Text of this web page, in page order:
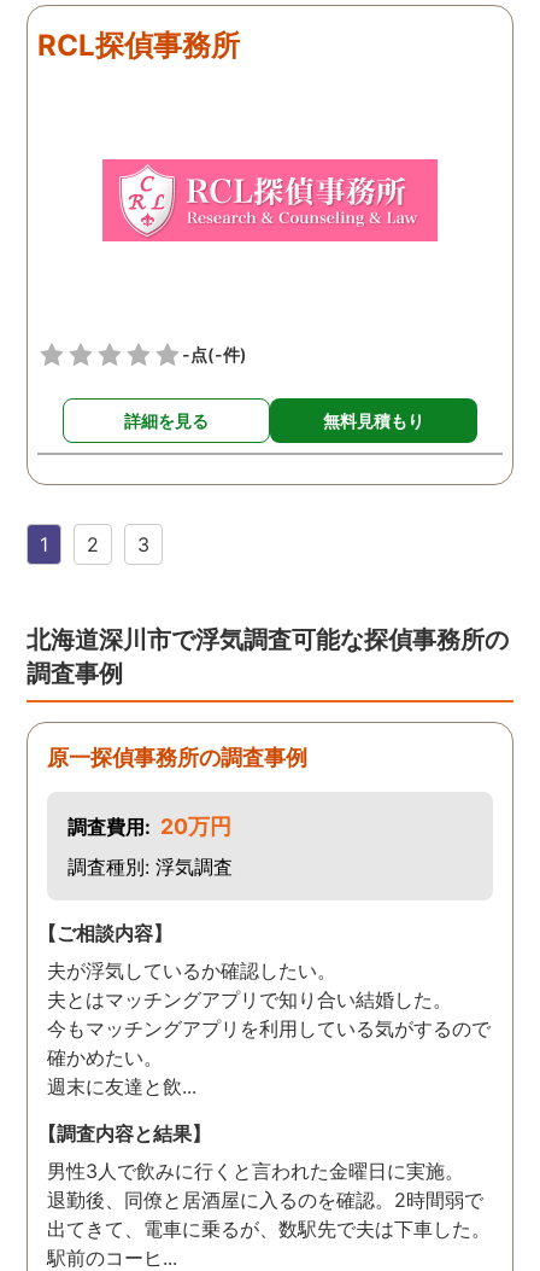
に見積もりをもらったとこ
ろ、それほど財布への負担
複雑ですが感謝していま
RCL探偵事務所
-点(-件)
詳細を見る 無料見積もり
1 2 3
北海道深川市で浮気調査可能な探偵事務所の
調査事例
原一探偵事務所の調査事例
調査費用: 20万円
調査種別: 浮気調査
【ご相談内容】
夫が浮気しているか確認したい。
夫とはマッチングアプリで知り合い結婚した。
今もマッチングアプリを利用している気がするので
確かめたい。
週末に友達と飲...
【調査内容と結果】
男性3人で飲みに行くと言われた金曜日に実施。
退勤後、同僚と居酒屋に入るのを確認。2時間弱で
出てきて、電車に乗るが、数駅先で夫は下車した。
駅前のコーヒ...